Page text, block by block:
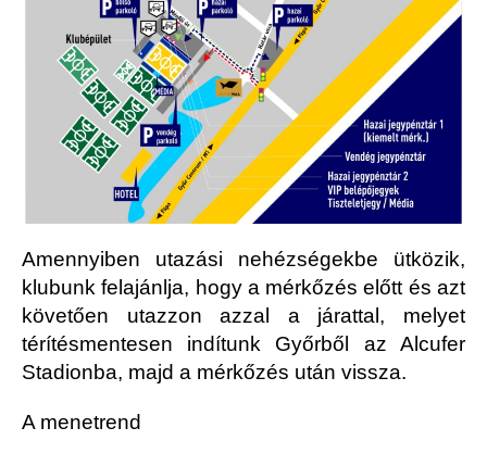
Amennyiben utazási nehézségekbe ütközik,
klubunk felajánlja, hogy a mérkőzés előtt és azt
követően utazzon azzal a járattal, melyet
térítésmentesen indítunk Győrből az Alcufer
Stadionba, majd a mérkőzés után vissza.
A menetrend